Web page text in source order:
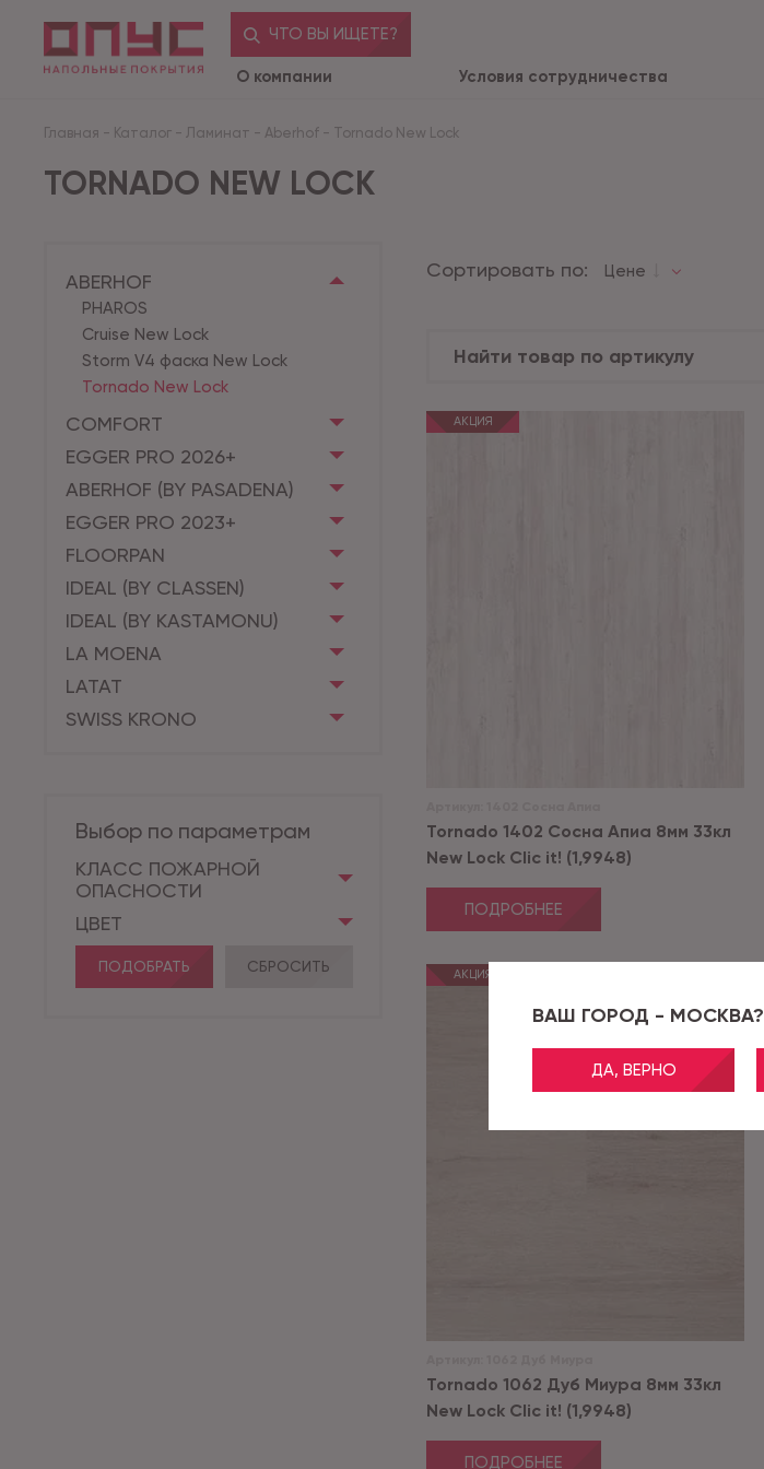
ВАШ ГОРОД - МОСКВА?
ДА, ВЕРНО
ЧТО ВЫ ИЩЕТЕ?
О компании Условия сотрудничества
Главная - Каталог - Ламинат - Aberhof - Tornado New Lock
TORNADO NEW LOCK
ABERHOF
PHAROS
Cruise New Lock
Storm V4 фаска New Lock
Tornado New Lock
COMFORT
EGGER PRO 2026+
ABERHOF (BY PASADENA)
EGGER PRO 2023+
FLOORPAN
IDEAL (BY CLASSEN)
IDEAL (BY KASTAMONU)
LA MOENA
LATAT
SWISS KRONO
Выбор по параметрам
КЛАСС ПОЖАРНОЙ
ОПАСНОСТИ
ЦВЕТ
ПОДОБРАТЬ СБРОСИТЬ
Сортировать по: Цене
АКЦИЯ
Tornado 1402 Сосна Апиа 8мм 33кл
New Lock Clic it! (1,9948)
ПОДРОБНЕЕ
АКЦИЯ
Tornado 1062 Дуб Миура 8мм 33кл
New Lock Clic it! (1,9948)
ПОДРОБНЕЕ